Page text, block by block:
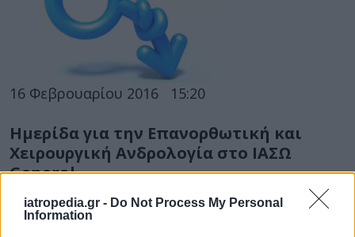
iatropedia.gr - Do Not Process My Personal
Information
16 Φεβρουαρίου 2016 15:20
Ημερίδα για την Επανορθωτική και
Χειρουργική Ανδρολογία στο ΙΑΣΩ
General
Επιστημονική Ημερίδα με θέμα «Από την
Ανδρολογία στη Γυναικολογία: Συνέργειες και